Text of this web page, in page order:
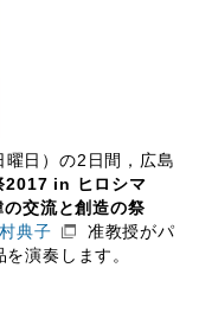
日）の2日間，広島
2017 in ヒロシマ
の交流と創造の祭
典子
准教授がパ
演奏します。